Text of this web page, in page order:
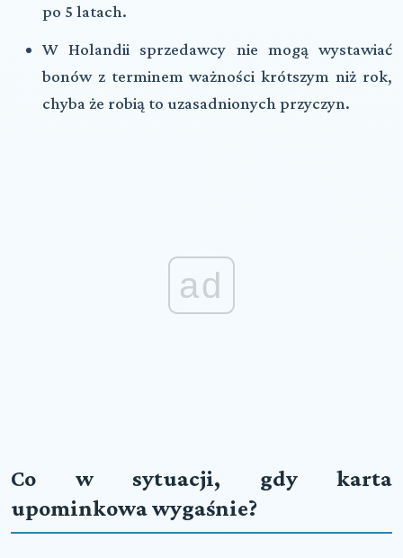
po 5 latach.
W Holandii sprzedawcy nie mogą wystawiać
bonów z terminem ważności krótszym niż rok,
chyba że robią to uzasadnionych przyczyn.
ad
Co w sytuacji, gdy karta
upominkowa wygaśnie?